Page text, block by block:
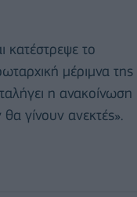
κατέστρεψε το
μέριμνα της
η ανακοίνωση
γίνουν ανεκτές».